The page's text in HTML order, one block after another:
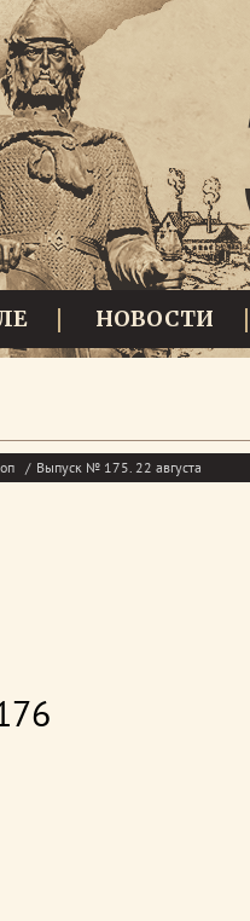
НОВОСТИ
Выпуск № 175. 22 августа